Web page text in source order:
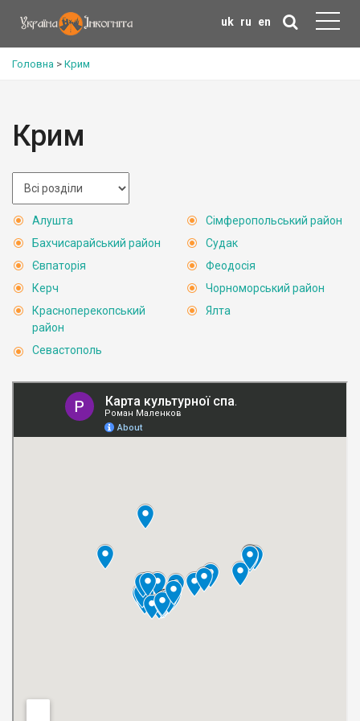
uk ru en
Головна > Крим
Крим
Алушта
Бахчисарайський район
Євпаторія
Керч
Красноперекопський
район
Севастополь
Сімферопольський район
Судак
Феодосія
Чорноморський район
Ялта